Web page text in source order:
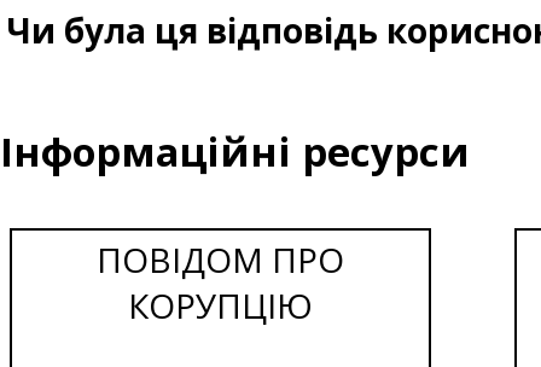
Чи була ця відповідь
Інформаційні ресурси
ПОВІДОМ ПРО
КОРУПЦІЮ